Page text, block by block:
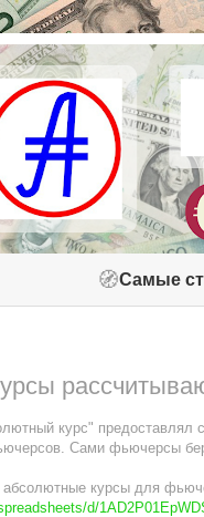
🧭Самые
курс"
Сами фьючерсы
абсолютные курсы для
d/